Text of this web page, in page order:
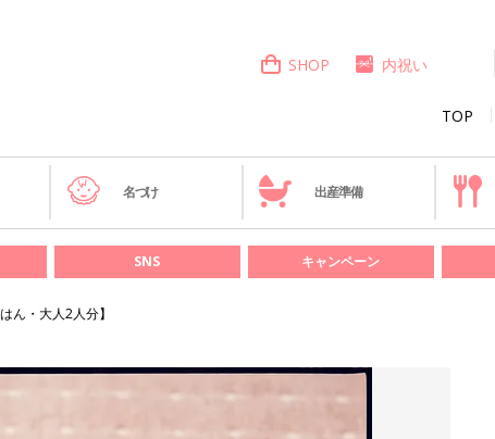
TOP
SHOP 内祝い
名づけ 出産準備
SNS キャンペーン
ん・大人2人分】